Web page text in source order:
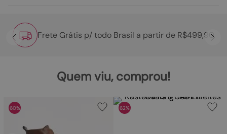
Frete Grátis p/ todo Brasil a partir de R$499,90
Quem viu, comprou!
60% 62%